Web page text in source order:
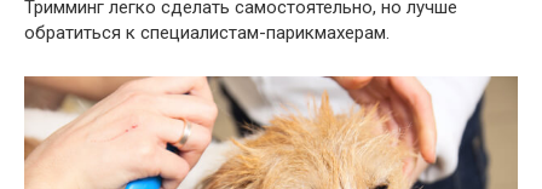
Тримминг легко сделать самостоятельно, но лучше
обратиться к специалистам-парикмахерам.